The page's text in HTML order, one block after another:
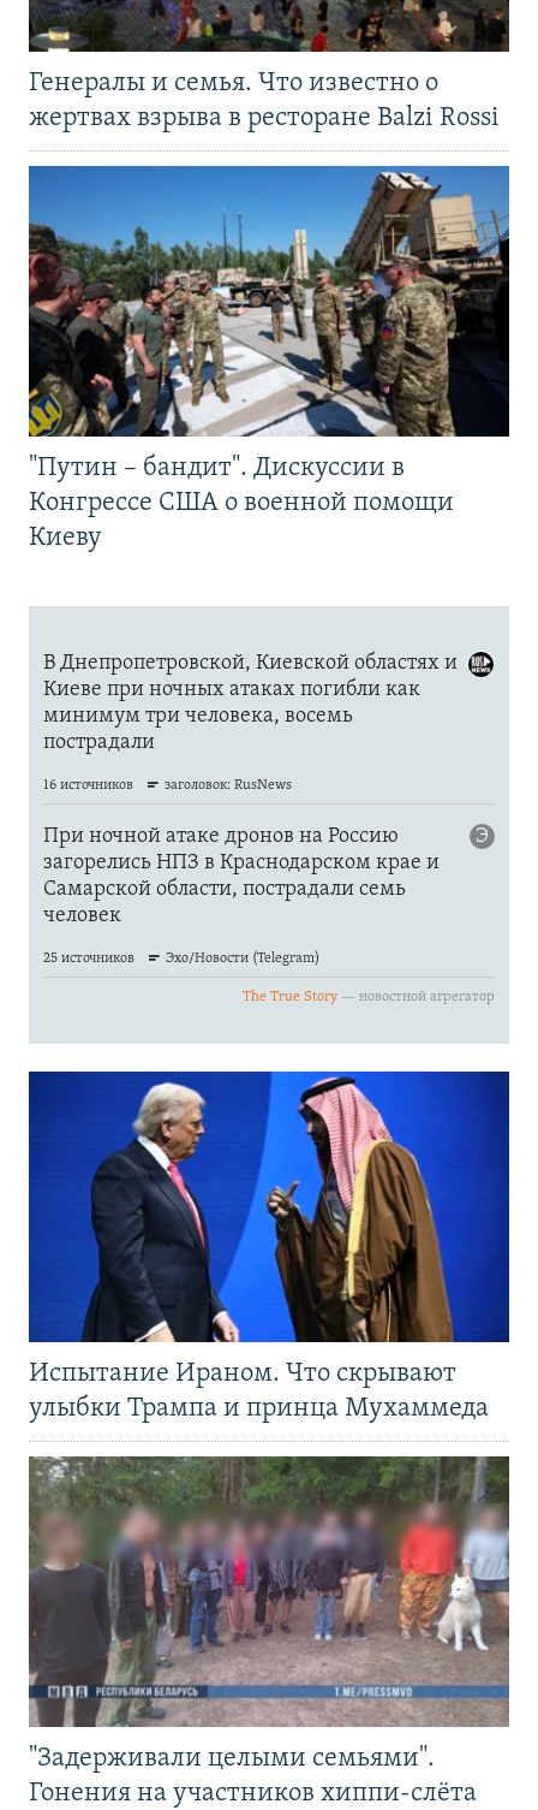
Генералы и семья. Что известно о
жертвах взрыва в ресторане Balzi Rossi
"Путин – бандит". Дискуссии в
Конгрессе США о военной помощи
Киеву
Испытание Ираном. Что скрывают
улыбки Трампа и принца Мухаммеда
"Задерживали целыми семьями".
Гонения на участников хиппи-слёта